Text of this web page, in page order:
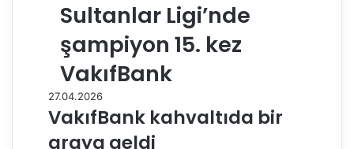
Sultanlar Ligi’nde
şampiyon 15. kez
VakıfBank
27.04.2026
VakıfBank kahvaltıda bir
araya geldi